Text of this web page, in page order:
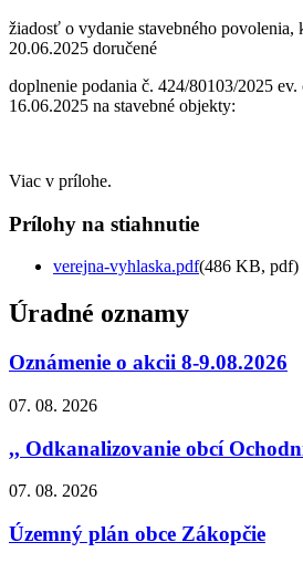
žiadosť o vydanie stavebného povolenia,
20.06.2025 doručené
doplnenie podania č. 424/80103/2025
16.06.2025 na stavebné objekty:
Viac v prílohe.
Prílohy na stiahnutie
verejna-vyhlaska.pdf(486 KB, pdf)
Úradné oznamy
Oznámenie o akcii 8-9.08.2026
07. 08. 2026
,, Odkanalizovanie obcí
07. 08. 2026
Územný plán obce Zákopčie